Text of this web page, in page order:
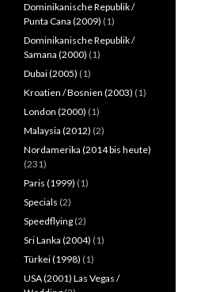
Dominikanische Republik /
Punta Cana (2009) (1)
Dominikanische Republik /
Samana (2000) (1)
Dubai (2005) (1)
Kroatien / Bosnien (2003) (1)
London (2000) (1)
Malaysia (2012) (2)
Nordamerika (2014 bis heute)
(231)
Paris (1999) (1)
Specials (2)
Speedflying (2)
Sri Lanka (2004) (1)
Türkei (1998) (1)
USA (2001) Las Vegas /